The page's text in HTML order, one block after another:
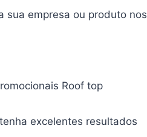
sua empresa ou produto nos
Roof top
excelentes resultados